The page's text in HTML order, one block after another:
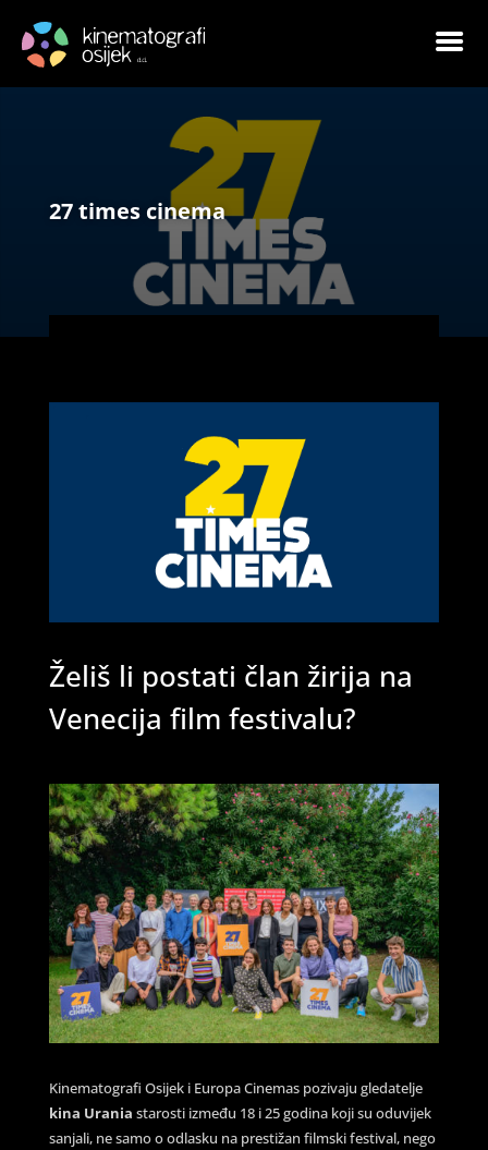
27 times cinema
Želiš li postati član žirija na
Venecija film festivalu?
Kinematografi Osijek i Europa Cinemas pozivaju gledatelje
kina Urania starosti između 18 i 25 godina koji su oduvijek
sanjali, ne samo o odlasku na prestižan filmski festival, nego